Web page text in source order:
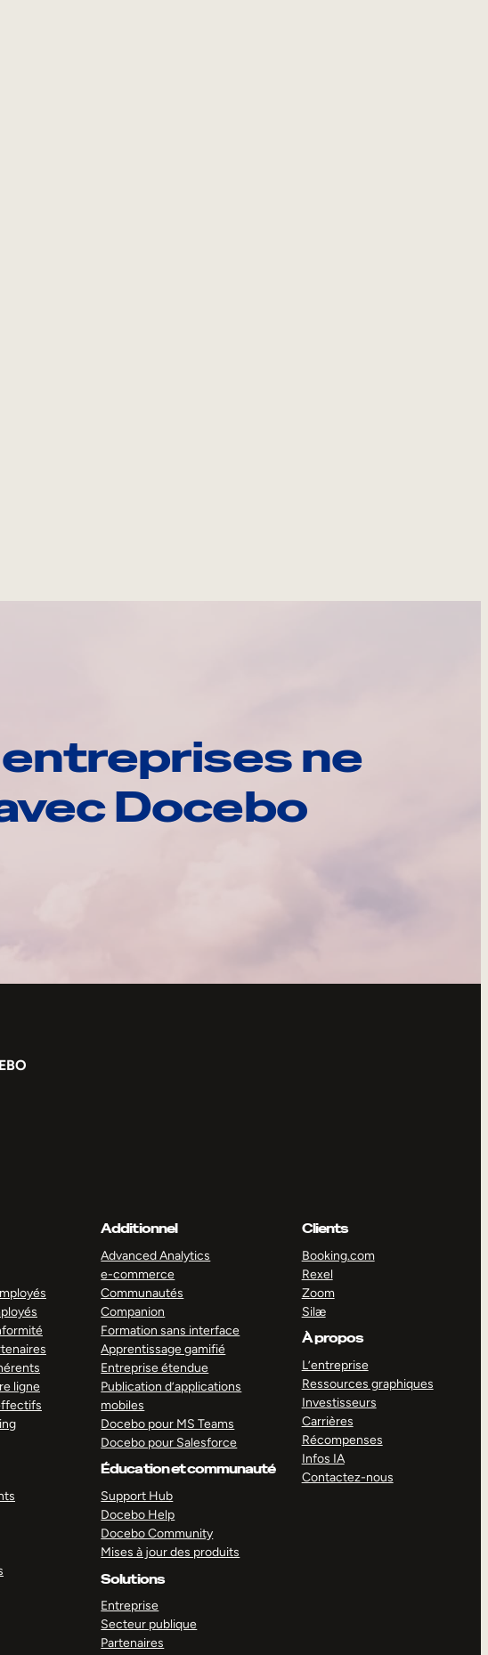
ne
Docebo
ligne
Additionnel
Advanced Analytics
e-commerce
Communautés
Companion
Formation sans interface
Apprentissage gamifié
Entreprise étendue
Publication d’applications
mobiles
Docebo pour MS Teams
Docebo pour Salesforce
Éducation et communauté
Support Hub
Docebo Help
Docebo Community
Mises à jour des produits
Solutions
Entreprise
Secteur publique
Partenaires
Clients
Booking.com
Rexel
Zoom
Silæ
À propos
L’entreprise
Ressources graphiques
Investisseurs
Carrières
Récompenses
Infos IA
Contactez-nous